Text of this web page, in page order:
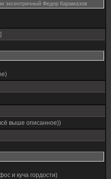
эксентричный Федор Карамазов
выше описанное))
и куча гордости)